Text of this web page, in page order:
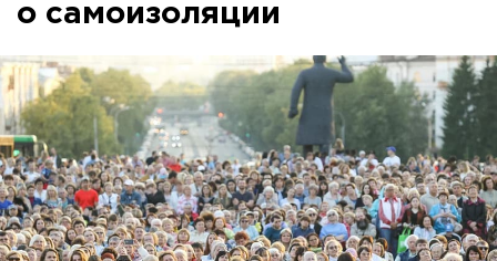
о самоизоляции